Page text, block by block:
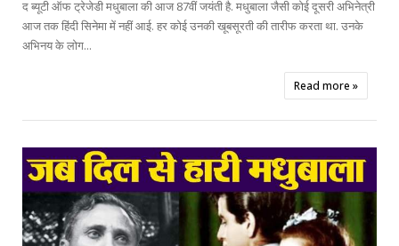
द ब्यूटी ऑफ ट्रेजेडी मधुबाला की आज 87वीं जयंती है. मधुबाला जैसी कोई दूसरी अभिनेत्री
आज तक हिंदी सिनेमा में नहीं आई. हर कोई उनकी खूबसूरती की तारीफ करता था. उनके
अभिनय के लोग...
Read more »